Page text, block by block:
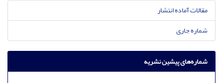
مقالات آماده انتشار
شماره جاری
شماره‌های پیشین نشریه